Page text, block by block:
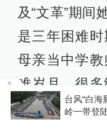
及“文革”期间
是三年困难
母亲当中学
难岁月，很
人难以置信，
台风“白海
岭一带登